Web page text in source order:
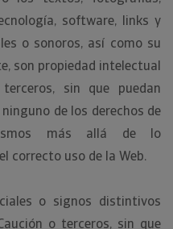
software, links y
o sonoros, así como su
son propiedad intelectual
sin que puedan
de los derechos de
más allá de lo
correcto uso de la Web.
o signos distintivos
o terceros, sin que